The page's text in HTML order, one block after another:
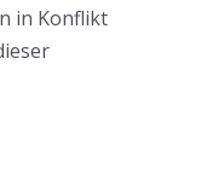
in Konflikt